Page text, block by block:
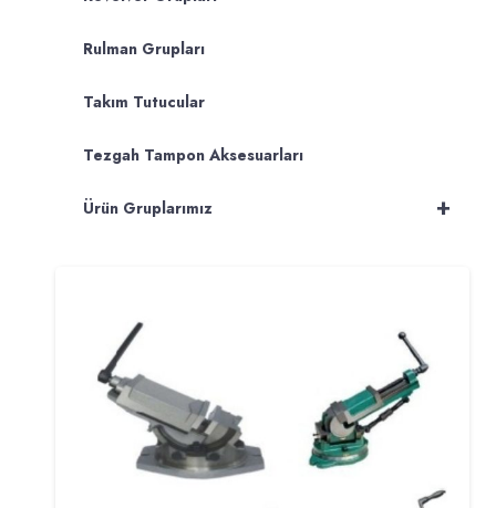
Rulman Grupları
Takım Tutucular
Tezgah Tampon Aksesuarları
+
Ürün Gruplarımız